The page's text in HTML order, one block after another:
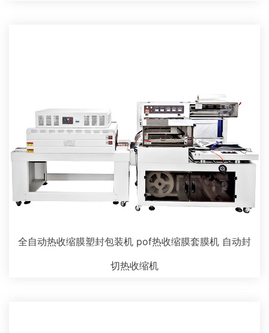
全自动热收缩膜塑封包装机 pof热收缩膜套膜机 自动封
切热收缩机